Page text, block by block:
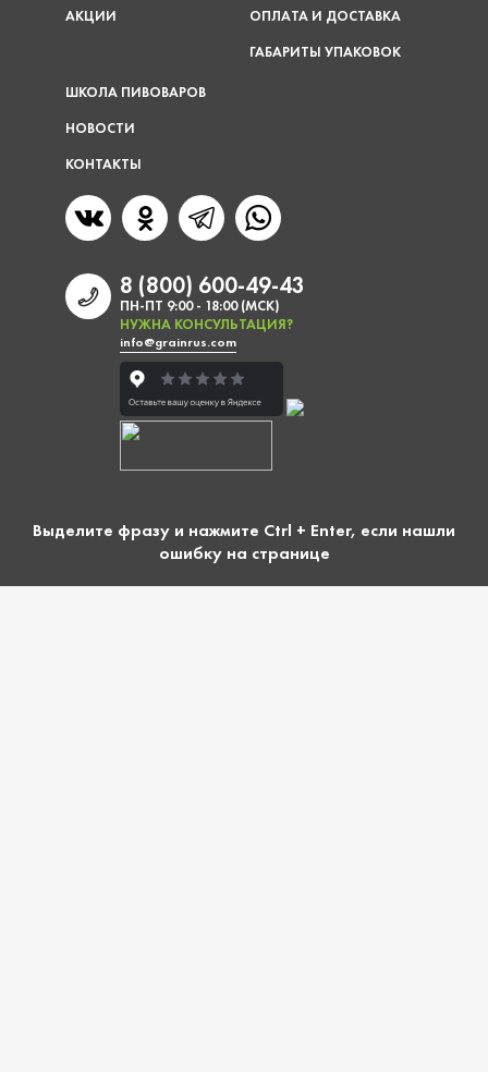
АКЦИИ
ОПЛАТА И ДОСТАВКА
ГАБАРИТЫ УПАКОВОК
ШКОЛА ПИВОВАРОВ
НОВОСТИ
КОНТАКТЫ
8 (800) 600-49-43
ПН-ПТ 9:00 - 18:00 (МСК)
НУЖНА КОНСУЛЬТАЦИЯ?
info@grainrus.com
Выделите фразу и нажмите Ctrl + Enter, если нашли
ошибку на странице